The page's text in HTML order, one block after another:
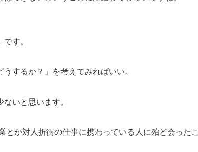
す。
するか？」を考えてみればいい。
いと思います。
か対人折衝の仕事に携わっている人に殆ど会ったこ